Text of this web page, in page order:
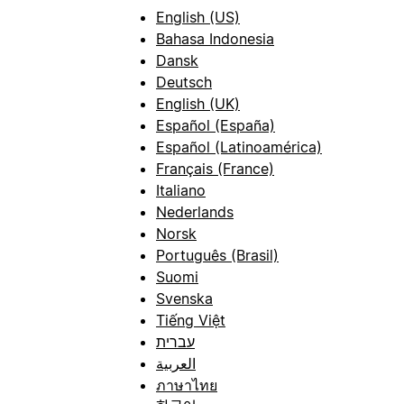
English (US)
Bahasa Indonesia
Dansk
Deutsch
English (UK)
Español (España)
Español (Latinoamérica)
Français (France)
Italiano
Nederlands
Norsk
Português (Brasil)
Suomi
Svenska
Tiếng Việt
עברית
العربية
ภาษาไทย